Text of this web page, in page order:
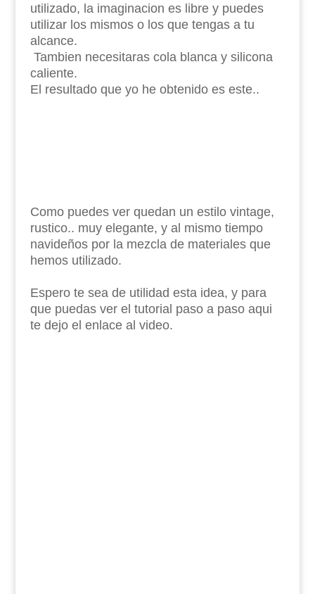
utilizado, la imaginacion es libre y puedes
utilizar los mismos o los que tengas a tu
alcance.
Tambien necesitaras cola blanca y silicona
caliente.
El resultado que yo he obtenido es este..
Como puedes ver quedan un estilo vintage,
rustico.. muy elegante, y al mismo tiempo
navideños por la mezcla de materiales que
hemos utilizado.
Espero te sea de utilidad esta idea, y para
que puedas ver el tutorial paso a paso aqui
te dejo el enlace al video.